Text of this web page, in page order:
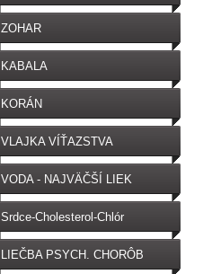
ZOHAR
KABALA
KORÁN
VLAJKA VÍŤAZSTVA
VODA - NAJVÄČŠÍ LIEK
Srdce-Cholesterol-Chlór
LIEČBA PSYCH. CHORÔB